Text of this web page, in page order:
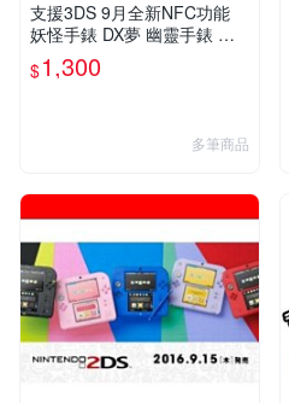
支援3DS 9月全新NFC功能
妖怪手錶 DX夢 幽靈手錶 專
用徽章 夢02 地獄 抓住夢想的
機會整盒20包【板橋魔力】
$1,300
多筆商品